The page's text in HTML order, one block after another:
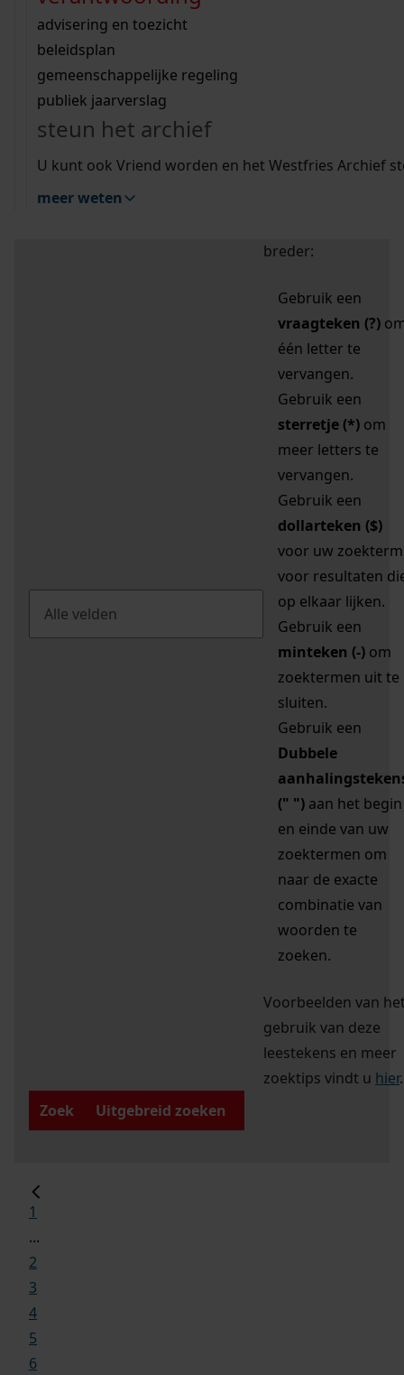
bouwvergunningen
omgevingsvergunningen
vergunningen
beeld en geluid
uitleg nodig?
Wij helpen u op weg met een aantal zoektips.
bekijk alle zoektips
Wij helpen u op weg met een aantal zoektips.
bekijk alle zoektips
bekijk ons geschiedenislokaal
advisering en toezicht
beleidsplan
gemeenschappelijke regeling
publiek jaarverslag
steun het archief
U kunt ook Vriend worden en het Westfries Archief
meer weten
zoektips
Mijn Studiezaal (inloggen)
uw zoekopdracht te
breder:
Gebruik een
vraagteken (?)
één letter te
vervangen.
Gebruik een
sterretje (*) om
meer letters te
vervangen.
Gebruik een
dollarteken ($)
voor uw zoekterm
voor resultaten
op elkaar lijken.
Gebruik een
minteken (-) om
zoektermen uit te
sluiten.
Gebruik een
Dubbele
(" ") aan het begin
en einde van uw
zoektermen om
naar de exacte
combinatie van
woorden te
zoeken.
Voorbeelden van
gebruik van deze
leestekens en meer
zoektips vindt u hier.
Zoek
Uitgebreid zoeken
1
...
2
3
4
5
6